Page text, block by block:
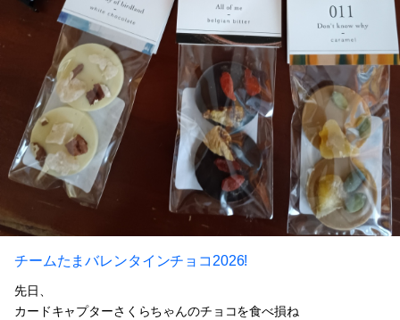
チームたまバレンタインチョコ2026!
先日、
カードキャプターさくらちゃんのチョコを食べ損ね